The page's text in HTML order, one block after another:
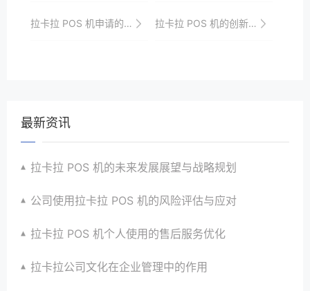
拉卡拉 POS 机申请的常见问题及解答 拉卡拉 POS 机的创新发展与市场需求的契合度
最新资讯
拉卡拉 POS 机的未来发展展望与战略规划
公司使用拉卡拉 POS 机的风险评估与应对
拉卡拉 POS 机个人使用的售后服务优化
拉卡拉公司文化在企业管理中的作用